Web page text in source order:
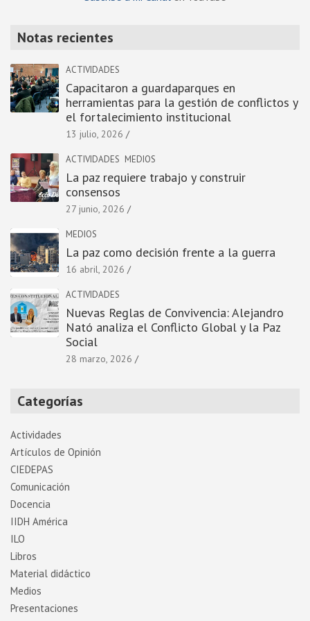
Notas recientes
ACTIVIDADES
Capacitaron a guardaparques en
herramientas para la gestión de conflictos y
el fortalecimiento institucional
13 julio, 2026
ACTIVIDADES MEDIOS
La paz requiere trabajo y construir
consensos
27 junio, 2026
MEDIOS
La paz como decisión frente a la guerra
16 abril, 2026
ACTIVIDADES
Nuevas Reglas de Convivencia: Alejandro
Nató analiza el Conflicto Global y la Paz
Social
28 marzo, 2026
Categorías
Actividades
Artí­culos de Opinión
CIEDEPAS
Comunicación
Docencia
IIDH América
ILO
Libros
Material didáctico
Medios
Presentaciones